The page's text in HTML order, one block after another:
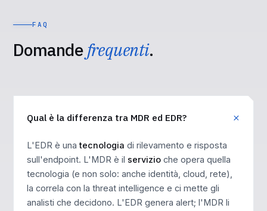
FAQ
Domandefrequenti.
Qual è la differenza tra MDR ed EDR?
L'EDR è unatecnologia di rilevamento e risposta
sull'endpoint. L'MDR è il servizio che opera quella
tecnologia (e non solo: anche identità, cloud, rete),
la correla con la threat intelligence e ci mette gli
analisti che decidono. L'EDR genera alert; l'MDR li